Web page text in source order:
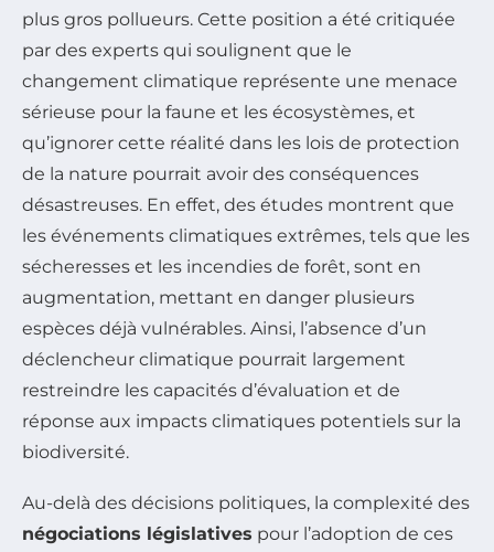
plus gros pollueurs. Cette position a été critiquée
par des experts qui soulignent que le
changement climatique représente une menace
sérieuse pour la faune et les écosystèmes, et
qu’ignorer cette réalité dans les lois de protection
de la nature pourrait avoir des conséquences
désastreuses. En effet, des études montrent que
les événements climatiques extrêmes, tels que les
sécheresses et les incendies de forêt, sont en
augmentation, mettant en danger plusieurs
espèces déjà vulnérables. Ainsi, l’absence d’un
déclencheur climatique pourrait largement
restreindre les capacités d’évaluation et de
réponse aux impacts climatiques potentiels sur la
biodiversité.
Au-delà des décisions politiques, la complexité des
négociations législatives pour l’adoption de ces